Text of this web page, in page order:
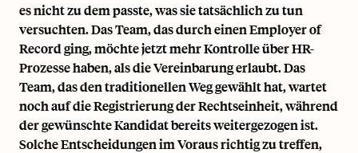
es nicht zu dem passte, was sie tatsächlich zu tun
versuchten. Das Team, das durch einen Employer of
Record ging, möchte jetzt mehr Kontrolle über HR-
Prozesse haben, als die Vereinbarung erlaubt. Das
Team, das den traditionellen Weg gewählt hat, wartet
noch auf die Registrierung der Rechtseinheit, während
der gewünschte Kandidat bereits weitergezogen ist.
Solche Entscheidungen im Voraus richtig zu treffen,